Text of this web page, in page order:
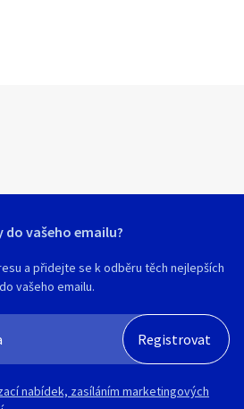
vašeho emailu?
a přidejte se k odběru těch nejlepších
vašeho emailu.
nabídek, zasíláním marketingových